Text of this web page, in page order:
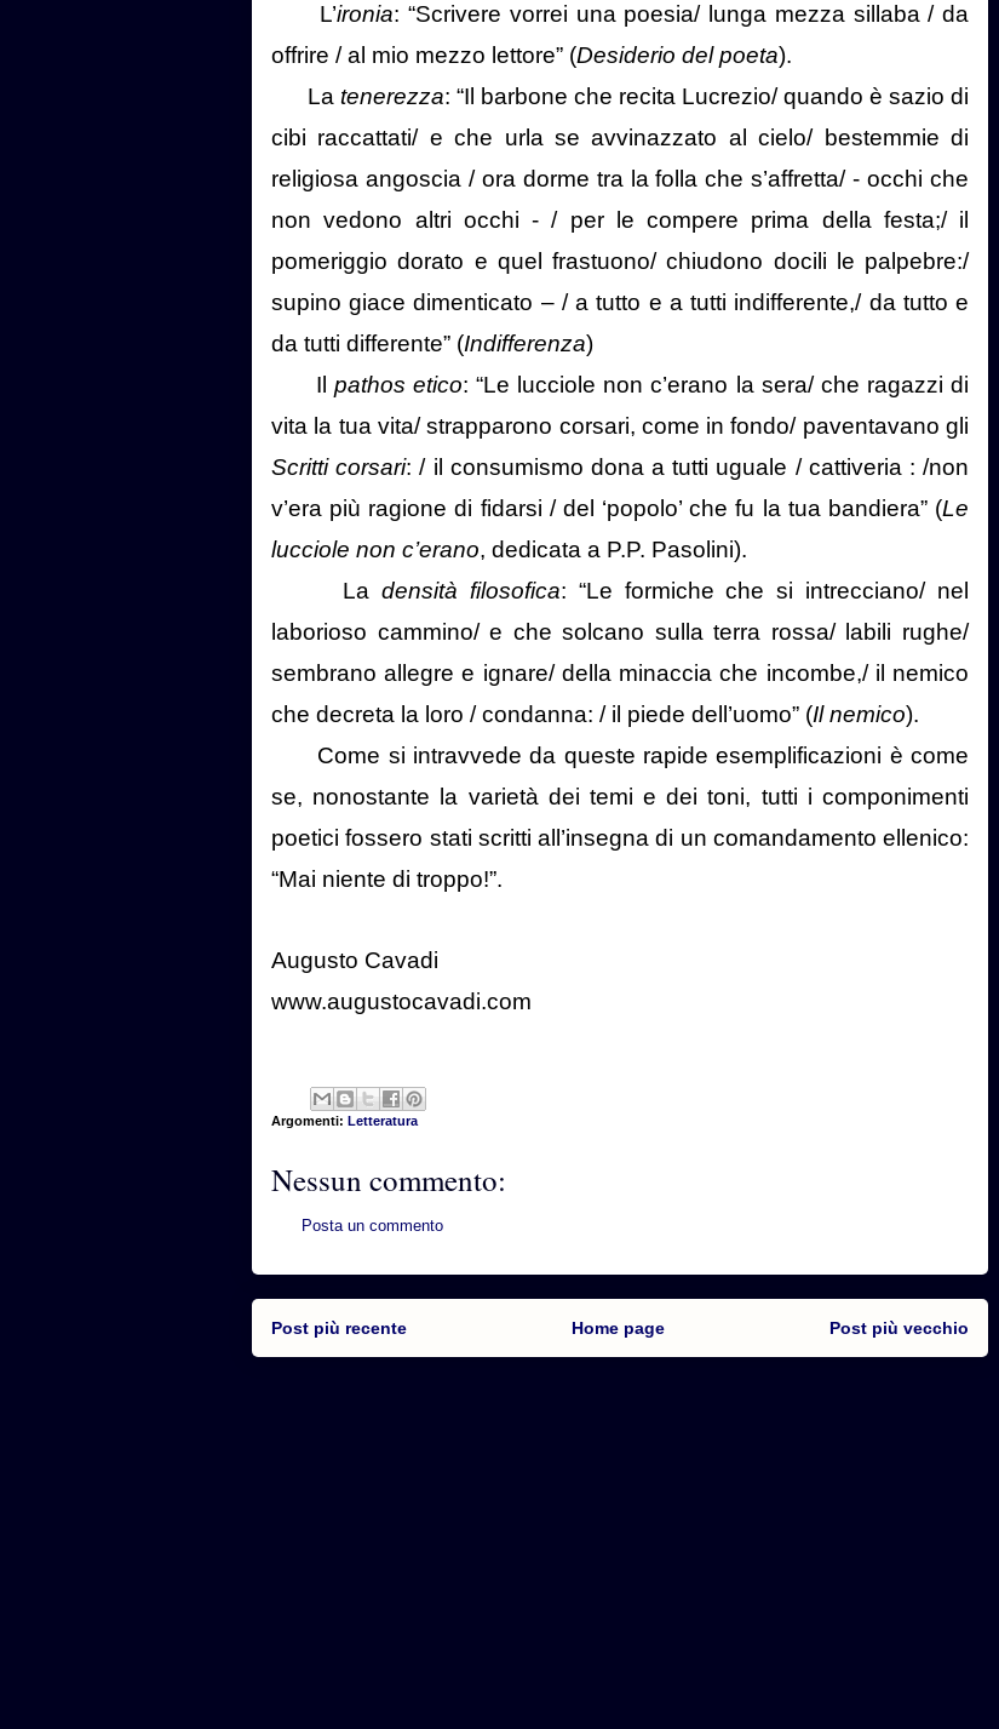
L’ironia: “Scrivere vorrei una poesia/ lunga mezza sillaba / da
offrire / al mio mezzo lettore” (Desiderio del poeta).
La tenerezza: “Il barbone che recita Lucrezio/ quando è sazio di
cibi raccattati/ e che urla se avvinazzato al cielo/ bestemmie di
religiosa angoscia / ora dorme tra la folla che s’affretta/ - occhi che
non vedono altri occhi - / per le compere prima della festa;/ il
pomeriggio dorato e quel frastuono/ chiudono docili le palpebre:/
supino giace dimenticato – / a tutto e a tutti indifferente,/ da tutto e
da tutti differente” (Indifferenza)
Il pathos etico: “Le lucciole non c’erano la sera/ che ragazzi di
vita la tua vita/ strapparono corsari, come in fondo/ paventavano gli
Scritti corsari: / il consumismo dona a tutti uguale / cattiveria : /non
v’era più ragione di fidarsi / del ‘popolo’ che fu la tua bandiera” (Le
lucciole non c’erano, dedicata a P.P. Pasolini).
Ladensità filosofica: “Le formiche che si intrecciano/ nel
laborioso cammino/ e che solcano sulla terra rossa/ labili rughe/
sembrano allegre e ignare/ della minaccia che incombe,/ il nemico
che decreta la loro / condanna: / il piede dell’uomo” (Il nemico).
Come si intravvede da queste rapide esemplificazioni è come
se, nonostante la varietà dei temi e dei toni, tutti i componimenti
poetici fossero stati scritti all’insegna di un comandamento ellenico:
“Mai niente di troppo!”.
Augusto Cavadi
www.augustocavadi.com
Argomenti: Letteratura
Nessun commento:
Posta un commento
Post più recente Post più vecchio
Home page